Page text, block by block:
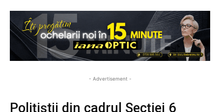
- Advertisement -
Polițiștii din cadrul Secției 6